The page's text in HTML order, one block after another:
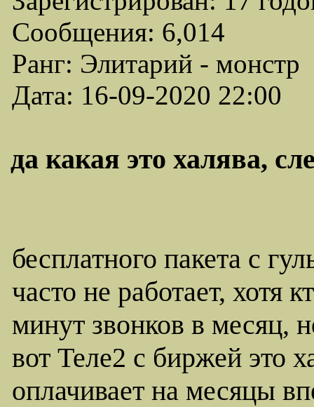
Сообщения: 6,014
Ранг: Элитарий - монстр
Дата: 16-09-2020 22:00
да какая это халява,
бесплатного пакета с
часто не работает, хотя
минут звонков в месяц,
вот Теле2 с биржей это
оплачивает на месяцы